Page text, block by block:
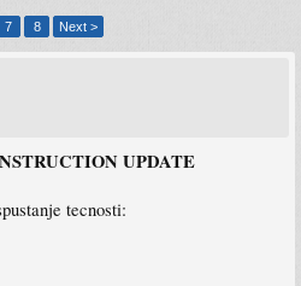
7 8 Next >
UPDATE
tecnosti: